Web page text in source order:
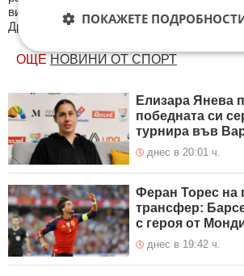
видите резултат с верните отговори,
Другите куизове може да намерите тук.
ОЩЕНОВИНИ ОТ СПОРТ
Елизара Янева
победната си
турнира във
днес в 20:01 ч.
Феран Торес на
трансфер:
с героя от
днес в 19:42 ч.
ПОКАЖЕТЕ